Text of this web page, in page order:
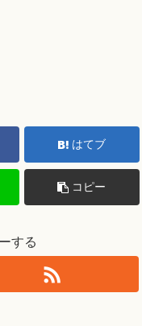
はてブ
コピー
する